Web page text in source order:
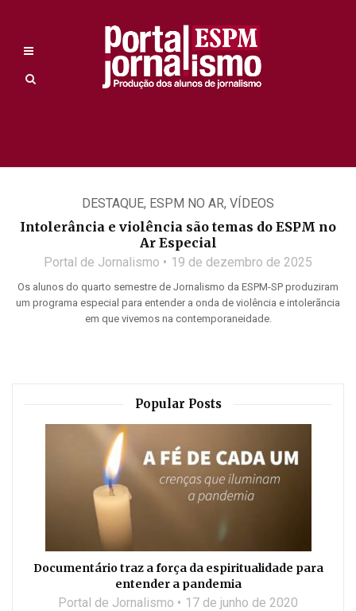
DESTAQUE, ESPM NO AR, VÍDEOS
Intolerância e violência são temas do ESPM no
Ar Especial
Portal de Jornalismo 19 de dezembro de 2025
Os alunos do quarto semestre de Jornalismo da ESPM-SP produziram
um programa especial para entender a onda de violência e intolerãncia
em que vivemos na contemporaneidade.
Popular Posts
Documentário traz a força da espiritualidade para
entender a pandemia
Portal de Jornalismo 17 de junho de 2020